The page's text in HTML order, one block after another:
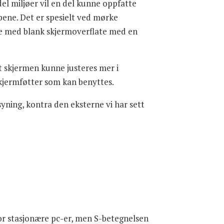
miljøer vil en del kunne oppfatte
Det er spesielt ved mørke
med blank skjermoverflate med en
kunne justeres mer i
som kan benyttes.
kontra den eksterne vi har sett
stasjonære pc-er, men S-betegnelsen